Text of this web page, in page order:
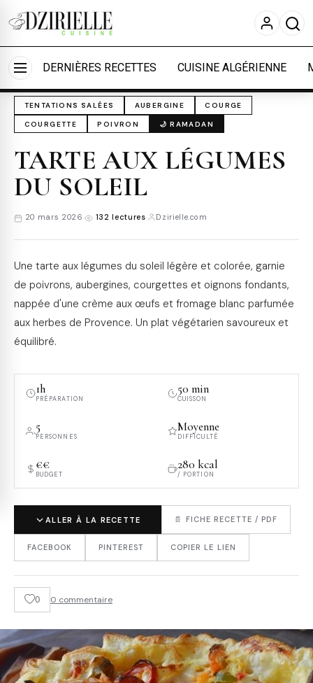
Nous utilisons des cookies pour améliorer votre
expérience et mesurer l'audience.
En savoir plus
Accepter tout
Personnaliser
DERNIÈRES RECETTES CUISINE ALGÉRIENNE
Accueil Cuisine
TENTATIONS SALÉES AUBERGINE COURGE
COURGETTE POIVRON 🌙 RAMADAN
TARTE AUX LÉGUMES
DU SOLEIL
20 mars 2026 · 132 lectures Dzirielle.com
Une tarte aux légumes du soleil légère et colorée, garnie
de poivrons, aubergines, courgettes et oignons fondants,
nappée d'une crème aux œufs et fromage blanc parfumée
aux herbes de Provence. Un plat végétarien savoureux et
équilibré.
1h
PRÉPARATION
50 min
CUISSON
5
PERSONNES
Moyenne
DIFFICULTÉ
€€
BUDGET
280 kcal
/ PORTION
ALLER À LA RECETTE 📄 FICHE RECETTE / PDF
FACEBOOK PINTEREST COPIER LE LIEN
0 0 commentaire